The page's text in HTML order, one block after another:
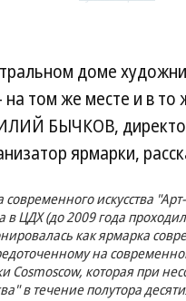
доме
том же месте и в
БЫЧКОВ,
ярмарки,
искусства
в ЦДХ (до 2009 года
как ярмарка
на
Cosmoscow, которая при
в течение полутора